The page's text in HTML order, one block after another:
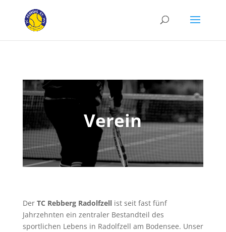
Verein
Der TC Rebberg Radolfzellist seit fast fünf
Jahrzehnten ein zentraler Bestandteil des
sportlichen Lebens in Radolfzell am Bodensee. Unser